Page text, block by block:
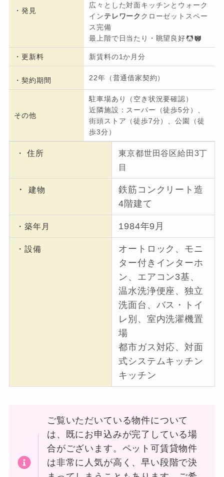
・発見
広々とした対面キッチンとウォーク
インテレワーク クローゼットスペー
ス完備
最上階で日当たり・眺望良好
・更新料 新賃料の1か月分
・契約期間 22年（普通借家契約）
その他
駐車場あり（空き状況要確認）
近隣施設：スーパー（徒歩5分）、
街頭ストア（徒歩7分）、公園（徒
歩3分）
・ 住所
東京都世田谷区給田3丁
目
・ 建物
鉄筋コンクリート造
4階建て
・築年月 1984年9月
・設備
オートロック、モニ
ター付きインターホ
ン、エアコン3基、
温水洗浄便座、独立
洗面台、バス・トイ
レ別、室内洗濯機置
場
都市ガス対応、対面
式システムキッチン
キッチン
ご覧いただいている物件について
は、既にお申込みが完了している場
合がございます。ペット可賃貸物件
は非常に人気が高く、早い段階で決